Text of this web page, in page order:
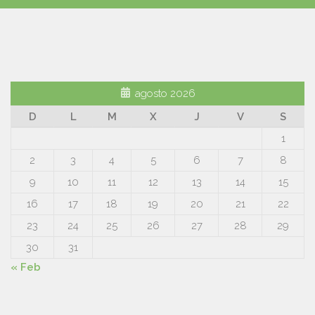
agosto 2026
D
L M X J V
S
1
2
3 4 5 6 7
8
9
10 11 12 13 14
15
16
17 18 19 20 21
22
23
24 25 26 27 28
29
30
31
« Feb